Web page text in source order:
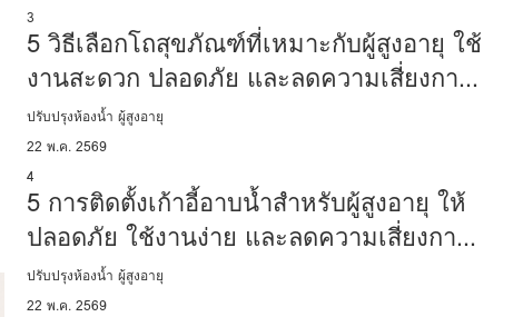
3
5 วิธีเลือกโถสุขภัณฑ์ที่เหมาะกับผู้สูงอายุ ใช้
งานสะดวก ปลอดภัย และลดความเสี่ยงการ
หกล้ม
ปรับปรุงห้องน้ำ ผู้สูงอายุ
22 พ.ค. 2569
4
5 การติดตั้งเก้าอี้อาบน้ำสำหรับผู้สูงอายุ ให้
ปลอดภัย ใช้งานง่าย และลดความเสี่ยงการ
หกล้ม
ปรับปรุงห้องน้ำ ผู้สูงอายุ
22 พ.ค. 2569